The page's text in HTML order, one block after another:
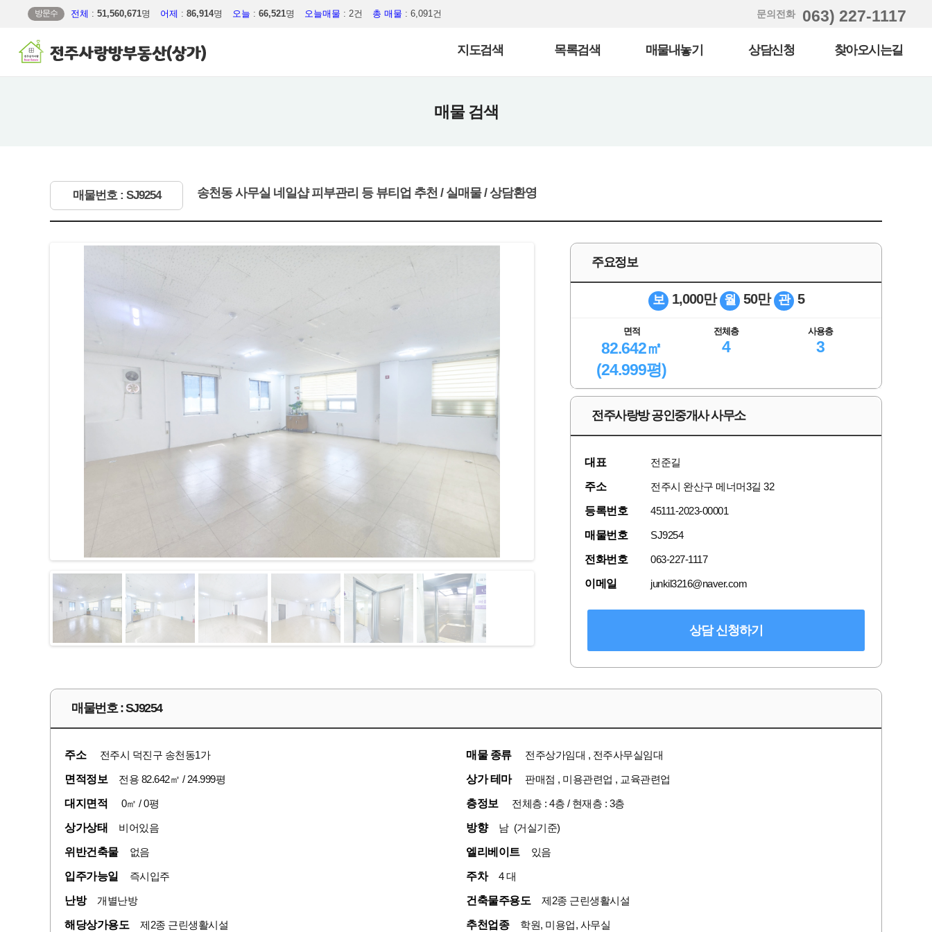
방문수 전체 : 51,560,671명 어제 : 86,914명 오늘 : 66,521명 오늘매물 : 2건 총 매물 : 6,091건 문의전화 063) 227-1117
지도검색 목록검색 매물내놓기 상담신청 찾아오시는길
매물 검색
매물번호 : SJ9254 송천동 사무실 네일샵 피부관리 등 뷰티업 추천 / 실매물 / 상담환영
주요정보
보 1,000만 월 50만 관 5
면적
82.642㎡
(24.999평)
전체층
4
사용층
3
전주사랑방 공인중개사 사무소
대표 전준길
주소 전주시 완산구 메너머3길 32
등록번호 45111-2023-00001
매물번호 SJ9254
전화번호 063-227-1117
이메일 junkil3216@naver.com
상담 신청하기
매물번호 : SJ9254
주소 전주시 덕진구 송천동1가 매물 종류 전주상가임대 , 전주사무실임대
면적정보 전용 82.642㎡ / 24.999평 상가 테마 판매점 , 미용관련업 , 교육관련업
대지면적 0㎡ / 0평 층정보 전체층 : 4층 / 현재층 : 3층
상가상태 비어있음 방향 남 (거실기준)
위반건축물 없음 엘리베이트 있음
입주가능일 즉시입주 주차 4 대
난방 개별난방 건축물주용도 제2종 근린생활시설
해당상가용도 제2종 근린생활시설 추천업종 학원, 미용업, 사무실